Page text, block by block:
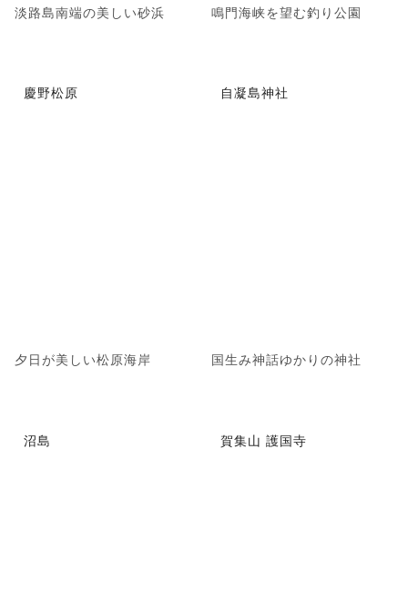
淡路島南端の美しい砂浜 鳴門海峡を望む釣り公園
慶野松原
夕日が美しい松原海岸
自凝島神社
国生み神話ゆかりの神社
沼島 賀集山 護国寺